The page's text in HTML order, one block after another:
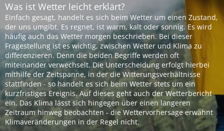
Was ist Wetter leicht erklärt?
Einfach gesagt, handelt es sich beim Wetter um einen Zustand,
der uns umgibt. Es regnet, ist warm, kalt oder sonnig. Es wird
häufig auch das Wetter morgen beschrieben. Bei dieser
Fragestellung ist es wichtig, zwischen Wetter und Klima zu
differenzieren. Denn die beiden Begriffe werden oft
miteinander verwechselt. Die Unterscheidung erfolgt hierbei
mithilfe der Zeitspanne, in der die Witterungsverhältnisse
stattfinden - so handelt es sich beim Wetter stets um ein
kurzfristiges Ereignis. Auf dieses geht auch der Wetterbericht
ein. Das Klima lässt sich hingegen über einen längeren
Zeitraum hinweg beobachten - die Wettervorhersage erwähnt
Klimaveränderungen in der Regel nicht.